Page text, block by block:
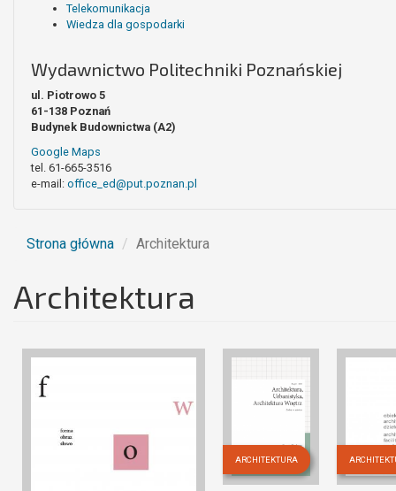
Telekomunikacja
Wiedza dla gospodarki
Wydawnictwo Politechniki Poznańskiej
ul. Piotrowo 5
61-138 Poznań
Budynek Budownictwa (A2)
Google Maps
tel. 61-665-3516
e-mail: office_ed@put.poznan.pl
Strona główna Architektura
Architektura
ARCHITEKTURA